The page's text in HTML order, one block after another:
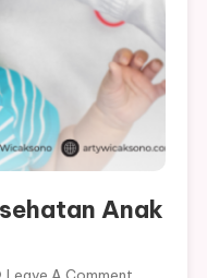
Anak
Leave A CommentOn